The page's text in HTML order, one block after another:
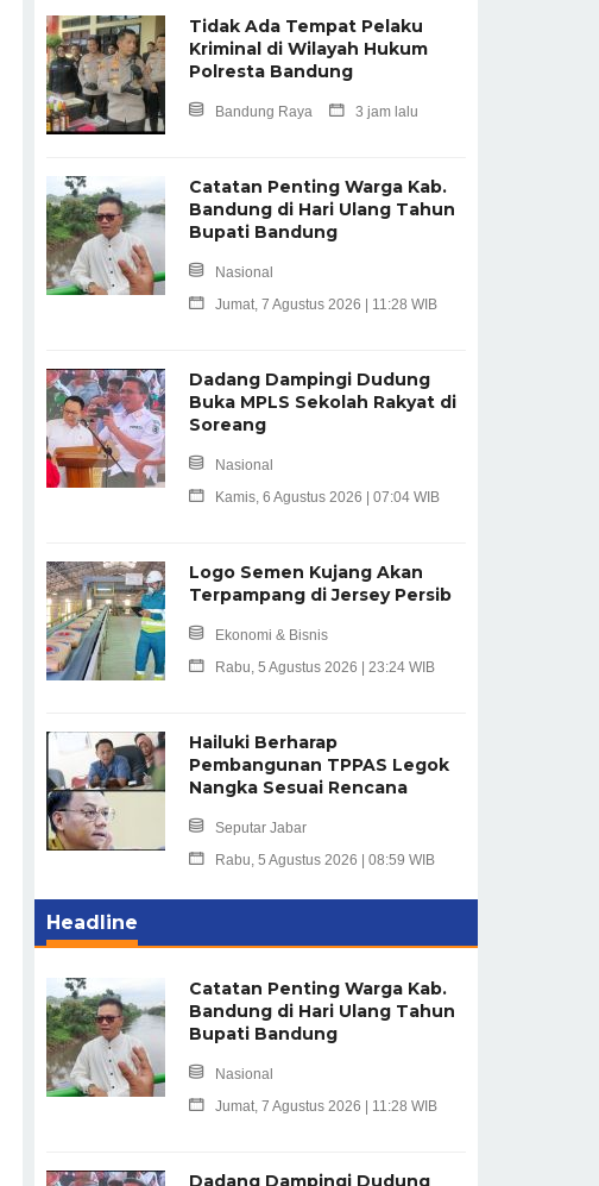
Tidak Ada Tempat Pelaku
Kriminal di Wilayah Hukum
Polresta Bandung
Bandung Raya 3 jam lalu
Catatan Penting Warga Kab.
Bandung di Hari Ulang Tahun
Bupati Bandung
Nasional
Jumat, 7 Agustus 2026 | 11:28 WIB
Dadang Dampingi Dudung
Buka MPLS Sekolah Rakyat di
Soreang
Nasional
Kamis, 6 Agustus 2026 | 07:04 WIB
Logo Semen Kujang Akan
Terpampang di Jersey Persib
Ekonomi & Bisnis
Rabu, 5 Agustus 2026 | 23:24 WIB
Hailuki Berharap
Pembangunan TPPAS Legok
Nangka Sesuai Rencana
Seputar Jabar
Rabu, 5 Agustus 2026 | 08:59 WIB
Headline
Catatan Penting Warga Kab.
Bandung di Hari Ulang Tahun
Bupati Bandung
Nasional
Jumat, 7 Agustus 2026 | 11:28 WIB
Dadang Dampingi Dudung